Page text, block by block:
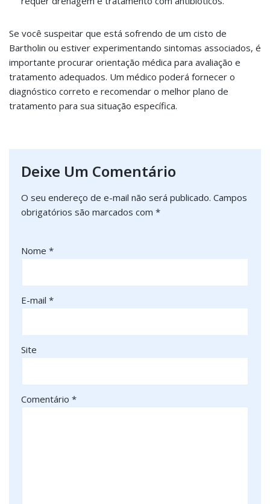
Se você suspeitar que está sofrendo de um cisto de
Bartholin ou estiver experimentando sintomas associados, é
importante procurar orientação médica para avaliação e
tratamento adequados. Um médico poderá fornecer o
diagnóstico correto e recomendar o melhor plano de
tratamento para sua situação específica.
Deixe Um Comentário
O seu endereço de e-mail não será publicado. Campos
obrigatórios são marcados com *
Nome *
E-mail *
Site
Comentário *